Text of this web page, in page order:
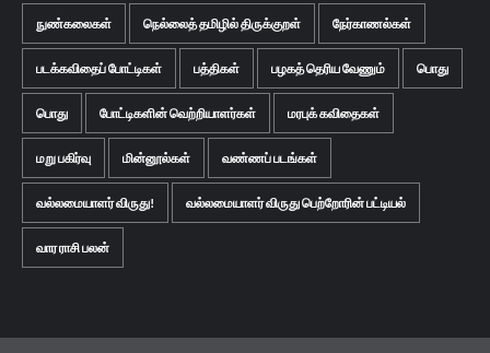
நுண்கலைகள் நெல்லைத் தமிழில் திருக்குறள் நேர்காணல்கள்
படக்கவிதைப் போட்டிகள் பத்திகள் பழகத் தெரிய வேணும் பொது
பொது போட்டிகளின் வெற்றியாளர்கள் மரபுக் கவிதைகள்
மறு பகிர்வு மின்னூல்கள் வண்ணப் படங்கள்
வல்லமையாளர் விருது! வல்லமையாளர் விருது பெற்றோரின் பட்டியல்
வார ராசி பலன்